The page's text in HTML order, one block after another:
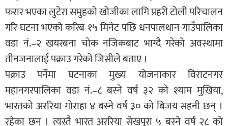
फरार भएका लुटेरा समुहको खोजीका लागि प्रहरी टोली परिचालन
गरि घटना भएको करिब १५ मिनेट पछि धनपालथान गाउँपालिका
वडा नं.–२ खयरबना चोक नजिकबाट भाग्दै गरेको अवस्थामा
तीनजनालाई पक्राउ गरेको जिसीले बताए ।
पक्राउ पर्नेमा घटनाका मुख्य योजनाकार विराटनगर
महानगरपालिका वडा नं.–८ बस्ने वर्ष ३२ को श्याम मुखिया,
भारतको अररिया गोराहा ४ बस्ने वर्ष ३० को बिजय सहनी छन् ।
रहेका छन् । त्यस्तै भारत अररिया सेखपुरा ५ बस्ने वर्ष २८ को